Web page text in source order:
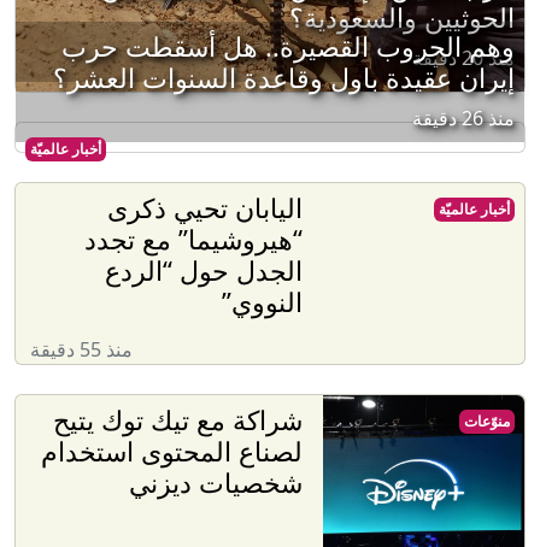
الحوثيين والسعودية؟
منذ 20 دقيقة
أخبار عالميّة
وهم الحروب القصيرة.. هل أسقطت حرب
إيران عقيدة باول وقاعدة السنوات العشر؟
منذ 26 دقيقة
اليابان تحيي ذكرى
“هيروشيما” مع تجدد
الجدل حول “الردع
النووي”
منذ 55 دقيقة
أخبار عالميّة
شراكة مع تيك توك يتيح
لصناع المحتوى استخدام
شخصيات ديزني
منوّعات